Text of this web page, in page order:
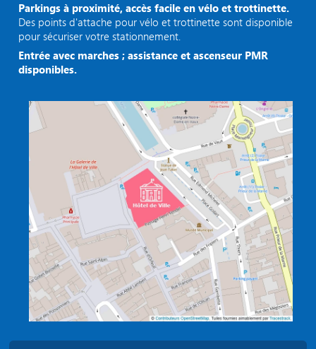
Parkings à proximité, accès facile en vélo et trottinette.
Des points d'attache pour vélo et trottinette sont disponible
pour sécuriser votre stationnement.
Entrée avec marches ; assistance et ascenseur PMR
disponibles.